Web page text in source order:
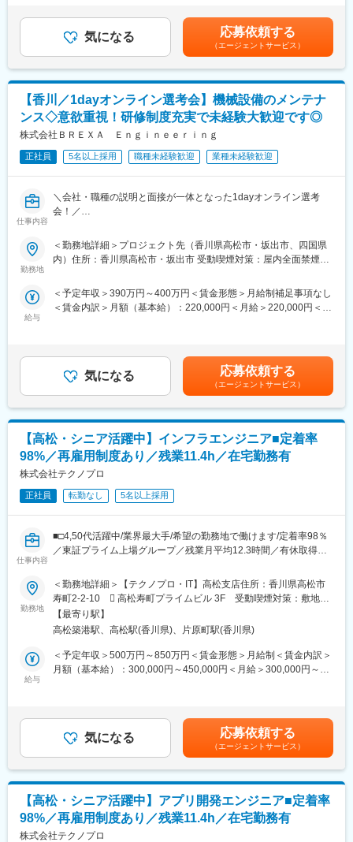
◇キャリアサポート制度…定期的にカジュアル形式な面談を行う
ことでストレスレベルを把握するとともに必要に応じて関連部署
と連携し環境を改善
◇人事考課制度…目標達成を適性に処遇へ反映されることを有能
感を高め、自立できる人財を育成できる制度
フラ整備など）
＜具体的な業務＞
◇現場管理業務
・プロジェクトの進捗状況について職人の方へ確認
・進捗状況の写真撮影や撮影した写真の管理
・危険な場所がないかなどの見回り
・関係部署との朝礼の司会
◇事務業務
・従業員名簿の作成
そのほか、CADと呼ばれる専用ソフトを用いた図面の修正業務
（CADオペレーター業務）もあります。
■入社後の流れ
入社後はオンライン研修（約２週間）を受講いただきます。
事を覚えていきます。
▼
午前中 現場巡回
12時～ お昼休憩
▼
午後 昼礼＋現場巡回
▼
16時 報告書など書類作成、翌朝打合せ
▼
アルバイト、契約社員など雇用形態も様々です。
医療事務、ウェディングプランナー、教師、幼稚園の先生、飲食
美容師、保険などの営業、イベントスタッフ、倉庫作業員、製造
など
■手厚い資格取得支援
試験も実施しています。
資格取得のための研修時間はお給料も発生し、資格受験の料金サ
建設業界＝力仕事をイメージされる方も多いかと思います。お任
せする業務は現場の施工状況の管理になるため、力仕事はありま
変更の範囲：会社の定める業務
400万円／20代（建設業界1年目）賃金はあくまでも目安の金額で
あり、選考を通じて上下する可能性があります。月給(月額)は固定
手当を含めた表記です。
気になる 応募依頼する
（エージェントサービス）
【香川／1dayオンライン選考会】機械設備のメンテナ
ンス◇意欲重視！研修制度充実で未経験大歓迎です◎
株式会社ＢＲＥＸＡ Ｅｎｇｉｎｅｅｒｉｎｇ
正社員 5名以上採用 職種未経験歓迎 業種未経験歓迎
仕事内容
＼会社・職種の説明と面接が一体となった1dayオンライン選考
会！／
～勤務地・働き方等、ご本人の希望を考慮◎／ゼロから手に職を
つけられる技術職／充実した研修制度で未経験者も多数活躍／
■業務内容：
具体的には、「運転」「保守」「点検」「管理」を行います。
・各種機械操作(クレーン操作・グリスアップ）
・モニター監視業務
・保守保全/点検/整備業務(機械・電気・ボイラーなど)
・機材トラブル対応
・薬剤の管理
・報告書作成 など
＜未経験だから不安だ…という方へ！＞
当社は研修制度が豊富で、入社直後の研修だけでなく、3か月、1
らのチャレンジでも安心してスキルアップできるバックアップ体
制となっています。
ご自身の人生における「価値観」と向き合い、前向きに仕事に取
り組んでいただくためのバックアップを行っていきます。
そのため9割の方が未経験から入社し、活躍されています！
■働き方：
1案件あたり1年~3年の任期となり、比較的長めに1か所で勤務い
ただくことが可能です。勤務地のご希望はお気軽にご相談くださ
■キャリアステップ：
各設備のプロフェッショナルを目指せます。各種資格取得も可能
は、建築系の施工管理やプラント施工管理を目指して頂くことも
可能です。
≪資格一例≫
・ボイラー整備士 ・ボイラー技士 ・危険物取扱主任者 ・消
防設備士・電気工事士
勤務地
＜勤務地詳細＞プロジェクト先（香川県高松市・坂出市、四国県
内）住所：香川県高松市・坂出市 受動喫煙対策：屋内全面禁煙変
給与
＜予定年収＞390万円～400万円＜賃金形態＞月給制補足事項なし
＜賃金内訳＞月額（基本給）：220,000円＜月給＞220,000円＜昇
円（建設業界7年目）賃金はあくまでも目安の金額であり、選考を
通じて上下する可能性があります。月給(月額)は固定手当を含めた
表記です。
気になる 応募依頼する
（エージェントサービス）
【高松・シニア活躍中】インフラエンジニア■定着率
98%／再雇用制度あり／残業11.4h／在宅勤務有
株式会社テクノプロ
正社員 転勤なし 5名以上採用
仕事内容
■□4,50代活躍中/業界最大手/希望の勤務地で働けます/定着率98％
／東証プライム上場グループ／残業月平均12.3時間／有休取得率
●上流から下流まで幅広い案件あり
●4,50代入社実績多数！リスキリングにも挑戦可能！
●「東証プライム上場グループ×高い有給取得率×平均残業時間
12.3時間」でWLBを実現
■職務内容：
コロナ禍におけるリモート化・IT推進に伴う、サーバー・ネット
融・流通・医療・公共・教育機関等と幅広いため、多彩なプロジ
ェクト案件を通じて、自身の希望に合ったスキル構築・キャリア
パスを実現させるチャンスが豊富です。
・自社研修センターにて100科目以上の研修プログラムを用意し
ています。スキルアップのサポート体制が充実しています。
・全エンジニアに担当チームリーダーや担当営業が付き、希望と
現状のプロジェクトの合致度のチェック、残業時間をチェックし
勤務地
＜勤務地詳細＞【テクノプロ・IT】高松支店住所：香川県高松市
寿町2-2-10  高松寿町プライムビル 3F 受動喫煙対策：敷地内
全面禁煙変更の範囲：会社の定める事業所（リモートワーク含
む）
【最寄り駅】
高松築港駅、高松駅(香川県)、片原町駅(香川県)
給与
＜予定年収＞500万円～850万円＜賃金形態＞月給制＜賃金内訳＞
月額（基本給）：300,000円～450,000円＜月給＞300,000円～
て上下する可能性があります。月給(月額)は固定手当を含めた表記
です。 気になる 応募依頼する
（エージェントサービス）
【高松・シニア活躍中】アプリ開発エンジニア■定着率
98%／再雇用制度あり／残業11.4h／在宅勤務有
株式会社テクノプロ